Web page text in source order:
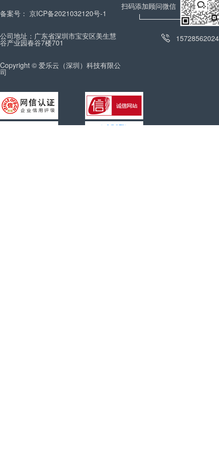
效
率，
优化
构建
客户
备案号： 京ICP备2021032120号-1
公司地址：广东省深圳市宝安区美生慧
谷产业园春谷7楼701
Copyright © 爱乐云（深圳）科技有限公
司
扫码添加顾问微信
15728562024